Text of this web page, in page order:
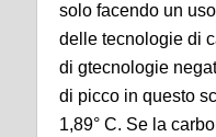
solo facendo un
delle tecnologie di
di gtecnologie
di picco in questo
1,89° C. Se la